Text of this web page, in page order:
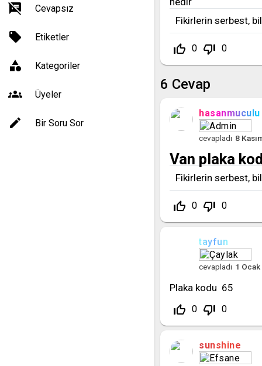
Cevapsız
Etiketler
Kategoriler
Üyeler
Bir Soru Sor
Fikirlerin serbest,
thumb_up_off_alt 0 thumb_down_off_alt 0
6 Cevap
hasanmuculu
cevapladı 8
Van plaka
Fikirlerin serbest,
thumb_up_off_alt 0 thumb_down_off_alt 0
tayfun
cevapladı 1
Plaka kodu 65
thumb_up_off_alt 0 thumb_down_off_alt 0
sunshine